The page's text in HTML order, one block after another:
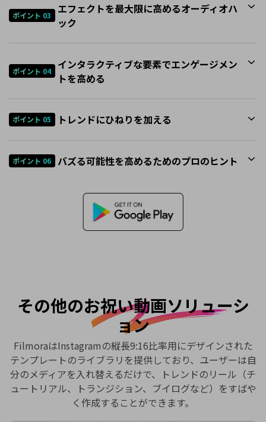
ポイント 03
エフェクトを最大限に高めるオーディオハ
ック
ポイント 04
インタラクティブな要素でエンゲージメン
トを高める
ポイント 05 トレンドにひねりを加える
ポイント 06 バズる可能性を高めるためのプロのヒント
その他のお祝い動画ソリューシ
ョン
FilmoraはInstagramの縦長9:16比率用にデザインされた
テンプレートのライブラリを提供しており、ユーザーは自
分のメディアを入れ替えるだけで、トレンドのリール（チ
ュートリアル、トランジション、ブイログなど）をすばや
く作成することができます。